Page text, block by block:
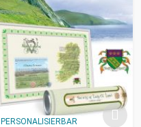
PERSONALISIERBAR